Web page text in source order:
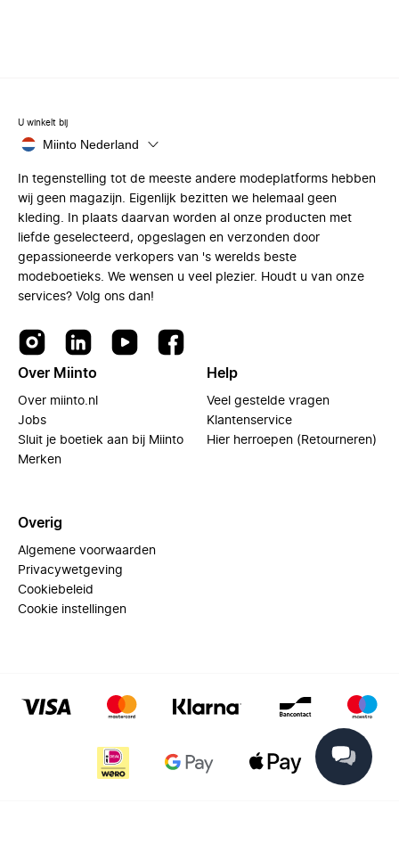
U winkelt bij
Miinto Nederland
In tegenstelling tot de meeste andere modeplatforms hebben
wij geen magazijn. Eigenlijk bezitten we helemaal geen
kleding. In plaats daarvan worden al onze producten met
liefde geselecteerd, opgeslagen en verzonden door
gepassioneerde verkopers van 's werelds beste
modeboetieks. We wensen u veel plezier. Houdt u van onze
services? Volg ons dan!
Over Miinto
Over miinto.nl
Jobs
Sluit je boetiek aan bij Miinto
Merken
Help
Veel gestelde vragen
Klantenservice
Hier herroepen (Retourneren)
Overig
Algemene voorwaarden
Privacywetgeving
Cookiebeleid
Cookie instellingen